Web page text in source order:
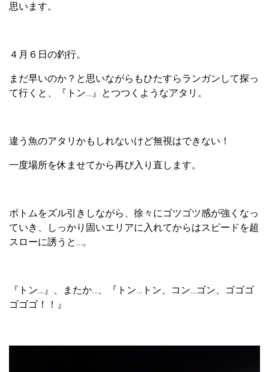
思います。
４月６日の釣行。
まだ早いのか？と思いながらもひたすらランガンして探っ
て行くと、『トン…』とつつくようなアタリ。
違う魚のアタリかもしれないけど無視はできない！
一度場所を休ませてから再び入り直します。
ボトムをズル引きしながら、徐々にゴツゴツ感が強くなっ
ていき、しっかり固いエリアに入れてからはスピードを超
スローに誘うと…。
『トン…』、またか…、『トン…トン、コン…ゴン、ゴゴゴ
ゴゴゴ！！』